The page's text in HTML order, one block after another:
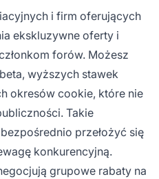
i firm oferujących
ekskluzywne oferty i
forów. Możesz
wyższych stawek
okresów cookie, które nie
Takie
przełożyć się
konkurencyjną.
grupowe rabaty na